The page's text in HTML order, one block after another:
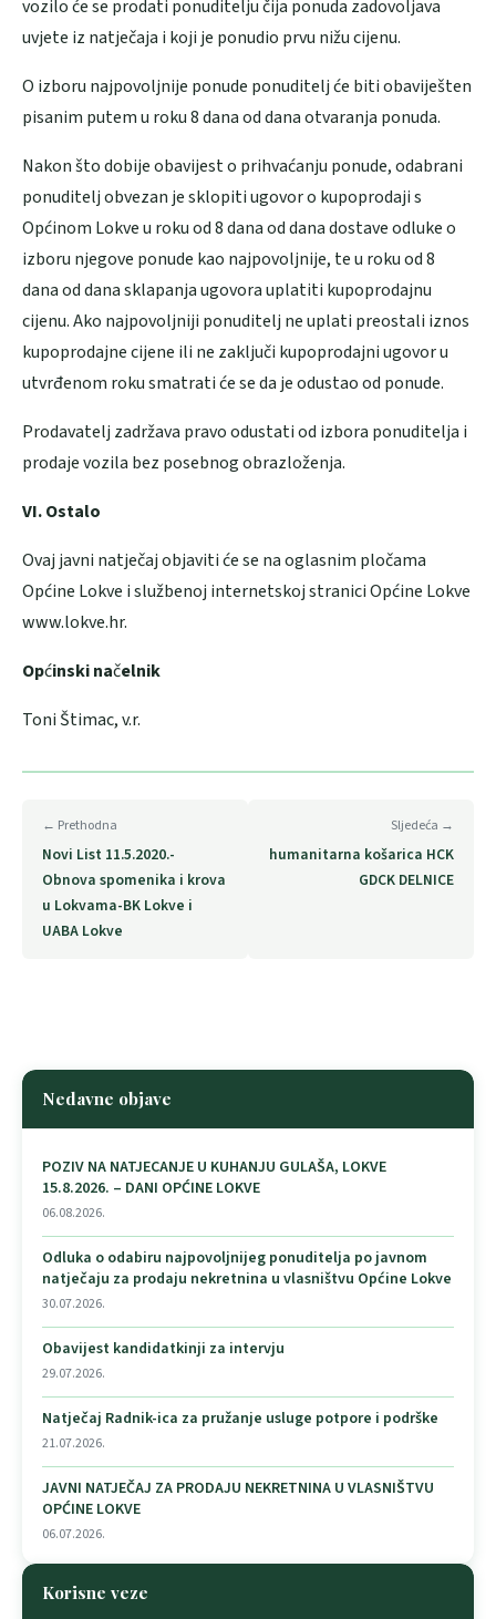
vozilo će se prodati ponuditelju čija ponuda zadovoljava
uvjete iz natječaja i koji je ponudio prvu nižu cijenu.
O izboru najpovoljnije ponude ponuditelj će biti obaviješten
pisanim putem u roku 8 dana od dana otvaranja ponuda.
Nakon što dobije obavijest o prihvaćanju ponude, odabrani
ponuditelj obvezan je sklopiti ugovor o kupoprodaji s
Općinom Lokve u roku od 8 dana od dana dostave odluke o
izboru njegove ponude kao najpovoljnije, te u roku od 8
dana od dana sklapanja ugovora uplatiti kupoprodajnu
cijenu. Ako najpovoljniji ponuditelj ne uplati preostali iznos
kupoprodajne cijene ili ne zaključi kupoprodajni ugovor u
utvrđenom roku smatrati će se da je odustao od ponude.
Prodavatelj zadržava pravo odustati od izbora ponuditelja i
prodaje vozila bez posebnog obrazloženja.
VI. Ostalo
Ovaj javni natječaj objaviti će se na oglasnim pločama
Općine Lokve i službenoj internetskoj stranici Općine Lokve
www.lokve.hr.
Općinski načelnik
Toni Štimac, v.r.
← Prethodna
Novi List 11.5.2020.-
Obnova spomenika i krova
u Lokvama-BK Lokve i
UABA Lokve
Sljedeća →
humanitarna košarica HCK
GDCK DELNICE
Nedavne objave
POZIV NA NATJECANJE U KUHANJU GULAŠA, LOKVE
15.8.2026. – DANI OPĆINE LOKVE
06.08.2026.
Odluka o odabiru najpovoljnijeg ponuditelja po javnom
natječaju za prodaju nekretnina u vlasništvu Općine Lokve
30.07.2026.
Obavijest kandidatkinji za intervju
29.07.2026.
Natječaj Radnik-ica za pružanje usluge potpore i podrške
21.07.2026.
JAVNI NATJEČAJ ZA PRODAJU NEKRETNINA U VLASNIŠTVU
OPĆINE LOKVE
06.07.2026.
Korisne veze